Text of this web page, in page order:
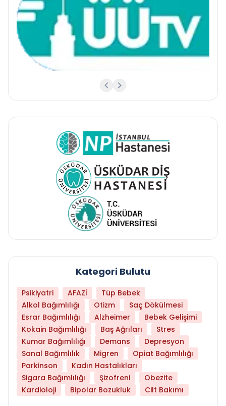
Kategori Bulutu
Psikiyatri AFAZİ
Tüp Bebek
Alkol Bağımlılığı
Otizm
Saç Dökülmesi
Esrar Bağımlılığı
Alzheimer
Bebek Gelişimi
Kokain Bağımlılığı
Baş Ağrıları
Stres
Kumar Bağımlılığı
Demans
Depresyon
Sanal Bağımlılık
Migren
Opiat Bağımlılığı
Parkinson
Kadın Hastalıkları
Sigara Bağımlılığı
Şizofreni
Obezite
Kardioloji
Bipolar Bozukluk Cilt Bakımı